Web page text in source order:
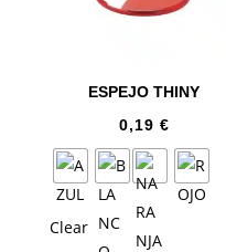
ESPEJO THINY
0,19 €
Clear